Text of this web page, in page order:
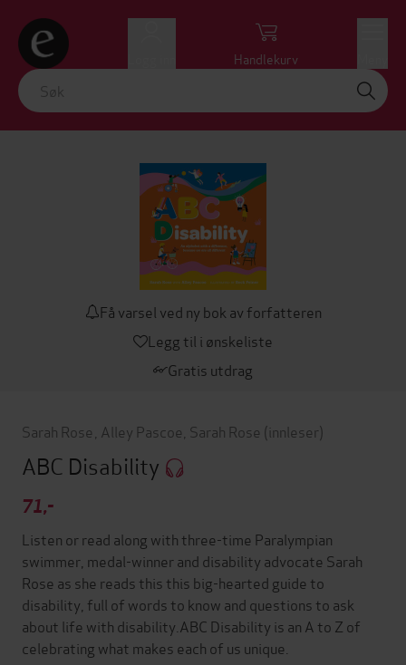
Handlekurv
Få varsel ved ny bok av forfatteren
Legg til i ønskeliste
Gratis utdrag
Sarah Rose Alley Pascoe Sarah Rose (innleser)
ABC Disability
71,-
Listen or read along with three-time Paralympian
swimmer, medal-winner and disability advocate Sarah
Rose as she reads this this big-hearted guide to
disability, full of words to know and questions to ask
about life with disability.ABC Disability is an A to Z of
celebrating what makes each of us unique.